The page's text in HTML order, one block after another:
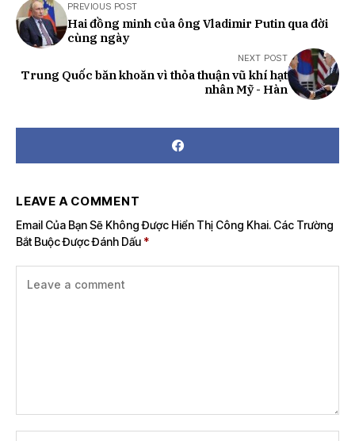
PREVIOUS POST
Hai đồng minh của ông Vladimir Putin qua đời
cùng ngày
NEXT POST
Trung Quốc băn khoăn vì thỏa thuận vũ khí hạt
nhân Mỹ - Hàn
LEAVE A COMMENT
Email Của Bạn Sẽ Không Được Hiển Thị Công Khai. Các Trường
Bắt Buộc Được Đánh Dấu *